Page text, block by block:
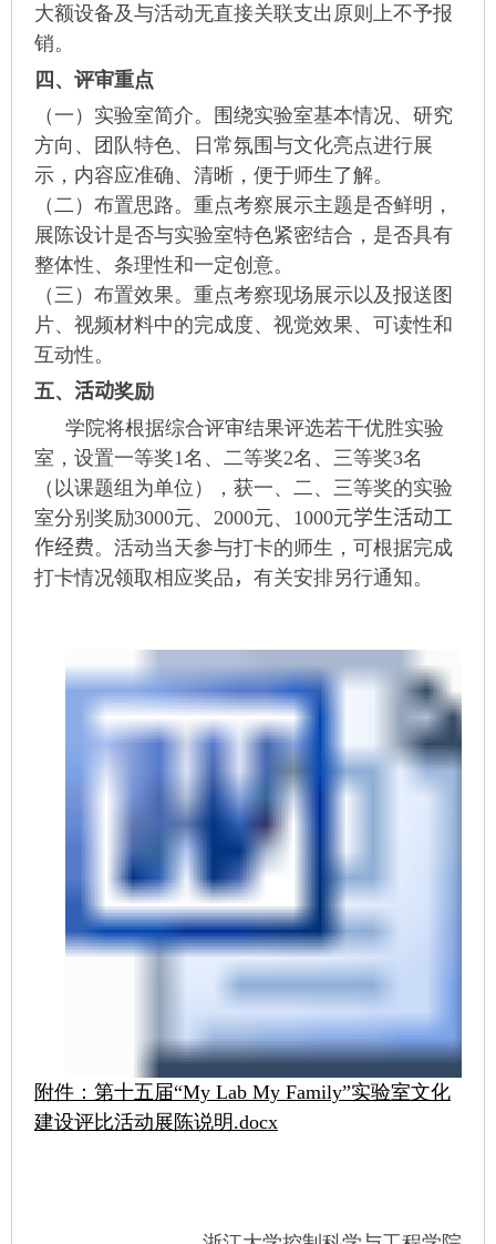
大额设备及与活动无直接关联支出原则上不予报
销。
四、评审重点
（一）实验室简介。围绕实验室基本情况、研究
方向、团队特色、日常氛围与文化亮点进行展
示，内容应准确、清晰，便于师生了解。
（二）布置思路。重点考察展示主题是否鲜明，
展陈设计是否与实验室特色紧密结合，是否具有
整体性、条理性和一定创意。
（三）布置效果。重点考察现场展示以及报送图
片、视频材料中的完成度、视觉效果、可读性和
互动性。
五、 活动奖励
学院将根据综合评审结果评选若干优胜实验
室，设置一等奖1名、二等奖2名、三等奖3名
（以课题组为单位），获一、二、三等奖的实验
室分别奖励3000元、 2000元、 1000元学生活动工
作经费。活动当天参与打卡的师生，可根据完成
打卡情况领取相应奖品 ， 有关安排另行通知。
附件：第十五届“My Lab My Family”实验室文化
建设评比活动展陈说明.docx